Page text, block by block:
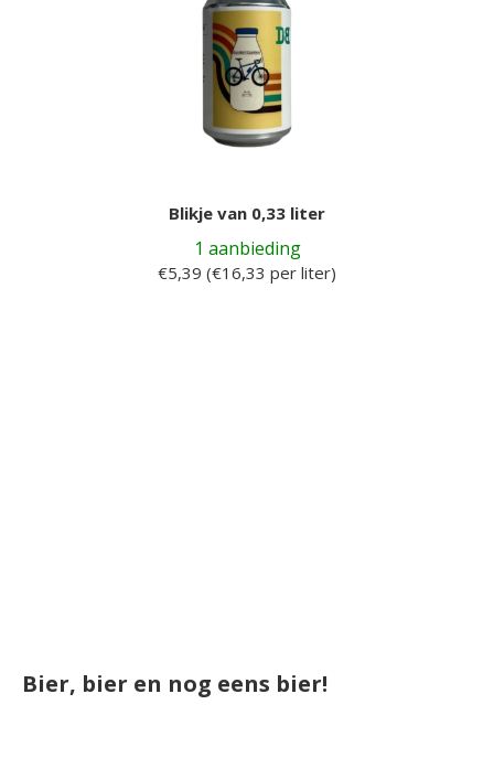
Blikje van 0,33 liter
1 aanbieding
€5,39 (€16,33 per liter)
Bier, bier en nog eens bier!